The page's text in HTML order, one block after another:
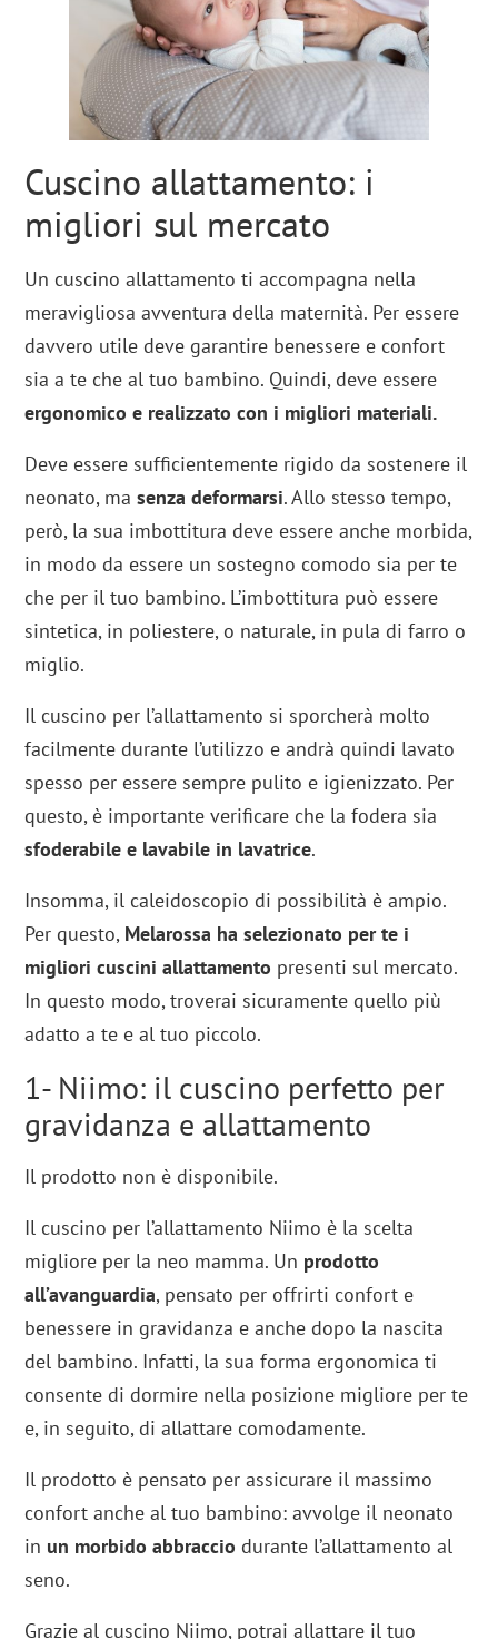
Cuscino allattamento: i
migliori sul mercato
Un cuscino allattamento ti accompagna nella
meravigliosa avventura della maternità. Per essere
davvero utile deve garantire benessere e confort
sia a te che al tuo bambino. Quindi, deve essere
ergonomico e realizzato con i migliori materiali.
Deve essere sufficientemente rigido da sostenere il
neonato, masenza deformarsi. Allo stesso tempo,
però, la sua imbottitura deve essere anche morbida,
in modo da essere un sostegno comodo sia per te
che per il tuo bambino. L’imbottitura può essere
sintetica, in poliestere, o naturale, in pula di farro o
miglio.
Il cuscino per l’allattamento si sporcherà molto
facilmente durante l’utilizzo e andrà quindi lavato
spesso per essere sempre pulito e igienizzato. Per
questo, è importante verificare che la fodera sia
sfoderabile e lavabile in lavatrice.
Insomma, il caleidoscopio di possibilità è ampio.
Per questo, Melarossa ha selezionato per te i
migliori cuscini allattamento presenti sul mercato.
In questo modo, troverai sicuramente quello più
adatto a te e al tuo piccolo.
1- Niimo: il cuscino perfetto per
gravidanza e allattamento
Il prodotto non è disponibile.
Il cuscino per l’allattamento Niimo è la scelta
migliore per la neo mamma. Un prodotto
all’avanguardia, pensato per offrirti confort e
benessere in gravidanza e anche dopo la nascita
del bambino. Infatti, la sua forma ergonomica ti
consente di dormire nella posizione migliore per te
e, in seguito, di allattare comodamente.
Il prodotto è pensato per assicurare il massimo
confort anche al tuo bambino: avvolge il neonato
in un morbido abbraccio durante l’allattamento al
seno.
Grazie al cuscino Niimo, potrai allattare il tuo